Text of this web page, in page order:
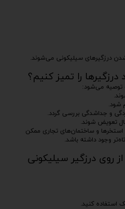
درزگیرهای سیلیکونی می‌شوند.
را تمیز کنیم؟
توصیه می‌شود:
شود.
و جداشدگی بررسی گردد.
استخرها و ساختمان‌های تجاری ممکن
وجود داشته باشد.
روی درزگیر سیلیکونی
استفاده کنید.